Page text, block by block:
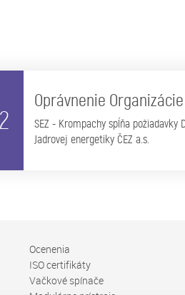
Oprávnenie Organizácie
SEZ - Krompachy spĺňa požiadavky
Jadrovej energetiky ČEZ a.s.
Ocenenia
ISO certifikáty
Vačkové spínače